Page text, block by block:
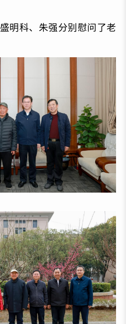
明科、朱强分别慰问了老